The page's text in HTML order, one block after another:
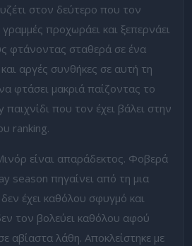
στον δεύτερο που τον
γραμμές προχωράει και ξεπερνάει
φτάνοντας σταθερά σε ένα
αργές συνθήκες σε αυτή τη
φτάσει μακριά παίζοντας το
που τον έχει βάλει στην
ranking.
είναι απαράδεκτος. Φοβερά
season πηγαίνει από τη μια
έχει καθόλου σφυγμό και
τον βολεύει καθόλου αφού
αβίαστα λάθη. Αποκλείστηκε με